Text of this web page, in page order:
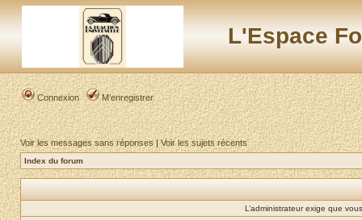
L'Espace
Connexion M’enregistrer
Voir les messages sans réponses|Voir les sujets récents
Index du forum
L’administrateur exige que